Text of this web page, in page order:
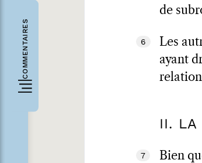
COMMENTAIRES
de
6
Les
ayant
II. LA
7
Bien